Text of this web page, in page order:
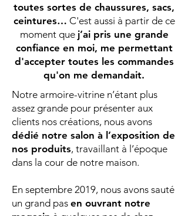
toutes sortes de chaussures, sacs,
ceintures… C'est aussi à partir de ce
moment que j’ai pris une grande
confiance en moi, me permettant
d'accepter toutes les commandes
qu'on me demandait.
Notre armoire-vitrine n’étant plus
assez grande pour présenter aux
clients nos créations, nous avons
dédié notre salon à l’exposition de
nos produits, travaillant à l’époque
dans la cour de notre maison.
En septembre 2019, nous avons sauté
un grand pas en ouvrant notre